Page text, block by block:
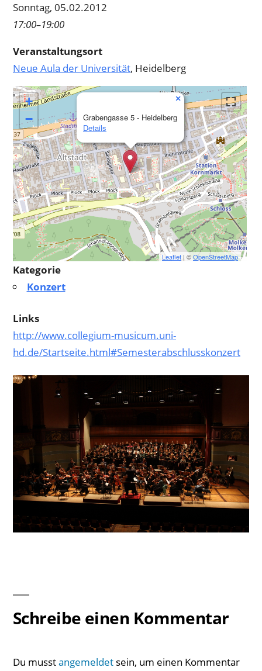
Sonntag, 05.02.2012
17:00–19:00
Veranstaltungsort
Neue Aula der Universität, Heidelberg
Grabengasse 5 - Heidelberg
Details
×
+
−
Leaflet | ©OpenStreetMap
Kategorie
Konzert
Links
http://www.collegium-musicum.uni-
hd.de/Startseite.html#Semesterabschlusskonzert
Schreibe einen Kommentar
Du musstangemeldet sein, um einen Kommentar